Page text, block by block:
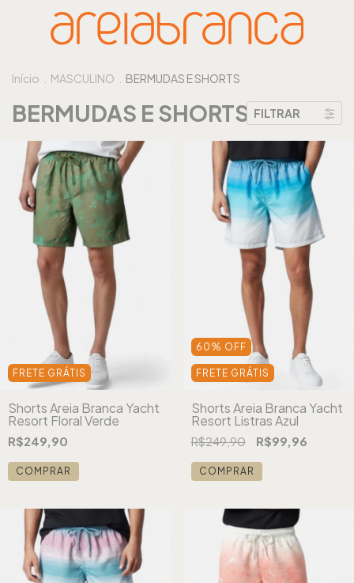
Início MASCULINO BERMUDAS E SHORTS
BERMUDAS E SHORTS FILTRAR
FRETE GRÁTIS
Shorts Areia Branca Yacht
Resort Floral Verde
R$249,90
COMPRAR
60 % OFF
FRETE GRÁTIS
Shorts Areia Branca Yacht
Resort Listras Azul
R$249,90 R$99,96
COMPRAR